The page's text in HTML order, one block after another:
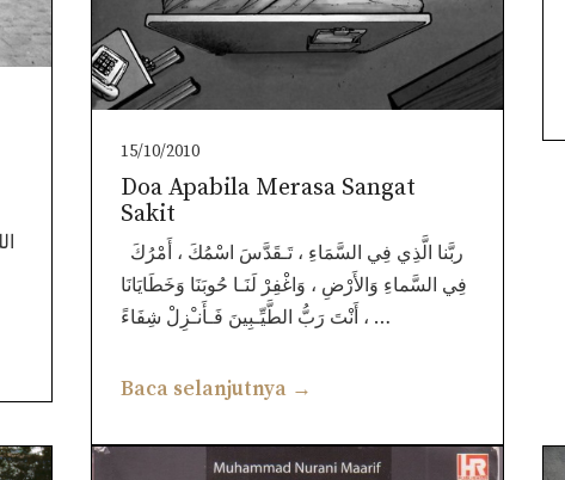
15/10/2010
Doa Apabila Merasa Sangat
Sakit
فِي السَّماءِ وَالأَرْضِ ، وَاغْفِرْ لَنَـا حُوبَنَا وَخَطَايَانَا
، أَنْتَ رَبُّ الطَّيِّـبِينَ فَـأَنـْزِلْ شِفَاءً …
Baca selanjutnya →